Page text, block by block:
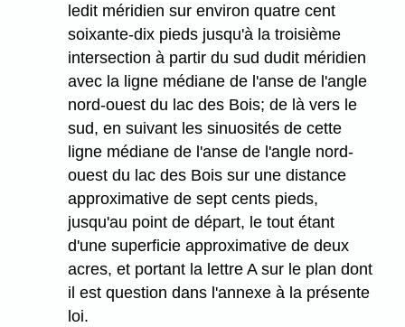
ledit méridien sur environ quatre cent
soixante-dix pieds jusqu'à la troisième
intersection à partir du sud dudit méridien
avec la ligne médiane de l'anse de l'angle
nord-ouest du lac des Bois; de là vers le
sud, en suivant les sinuosités de cette
ligne médiane de l'anse de l'angle nord-
ouest du lac des Bois sur une distance
approximative de sept cents pieds,
jusqu'au point de départ, le tout étant
d'une superficie approximative de deux
acres, et portant la lettre A sur le plan dont
il est question dans l'annexe à la présente
loi.